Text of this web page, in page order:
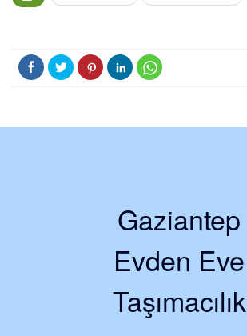
Gaziantep
Evden Eve
Taşımacılık